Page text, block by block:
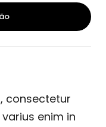
consectetur
enim in